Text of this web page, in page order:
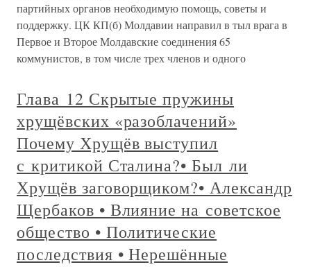
партийных органов необходимую помощь, советы и
поддержку. ЦК КП(б) Молдавии направил в тыл врага в
Первое и Второе Молдавские соединения 65
коммунистов, в том числе трех членов и одного
Глава 12 Скрытые пружины
хрущёвских «разоблачений»
Почему Хрущёв выступил
с критикой Сталина?• Был ли
Хрущёв заговорщиком?• Александр
Щербаков • Влияние на советское
общество • Политические
последствия • Нерешённые